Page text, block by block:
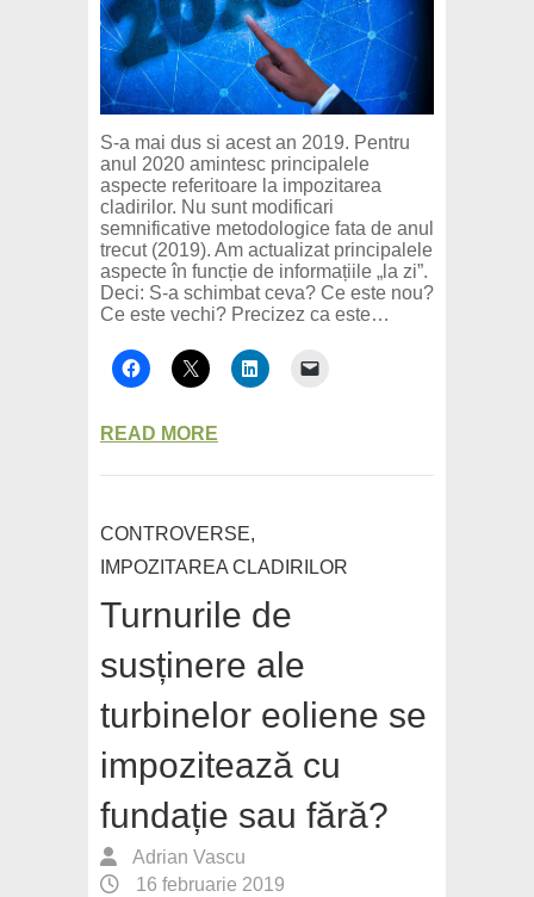
S-a mai dus si acest an 2019. Pentru
anul 2020 amintesc principalele
aspecte referitoare la impozitarea
cladirilor. Nu sunt modificari
semnificative metodologice fata de anul
trecut (2019). Am actualizat principalele
aspecte în funcție de informațiile „la zi”.
Deci: S-a schimbat ceva? Ce este nou?
Ce este vechi? Precizez ca este…
READ MORE
CONTROVERSE,
IMPOZITAREA CLADIRILOR
Turnurile de
susținere ale
turbinelor eoliene se
impozitează cu
fundație sau fără?
Adrian Vascu
16 februarie 2019